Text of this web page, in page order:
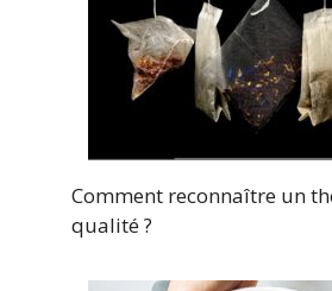
Comment reconnaître un
qualité ?